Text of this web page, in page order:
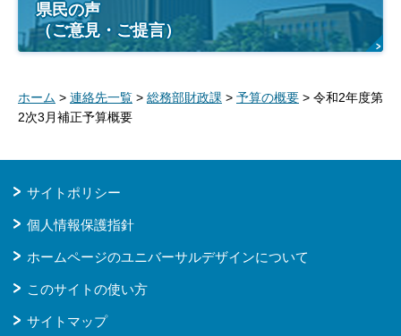
県民の声
（ご意見・ご提言）
ホーム > 連絡先一覧 > 総務部財政課 > 予算の概要 > 令和2年度第
2次3月補正予算概要
サイトポリシー
個人情報保護指針
ホームページのユニバーサルデザインについて
このサイトの使い方
サイトマップ